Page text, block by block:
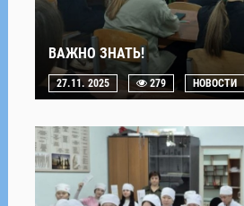
ВАЖНО ЗНАТЬ!
27.11. 2025 279 НОВОСТИ